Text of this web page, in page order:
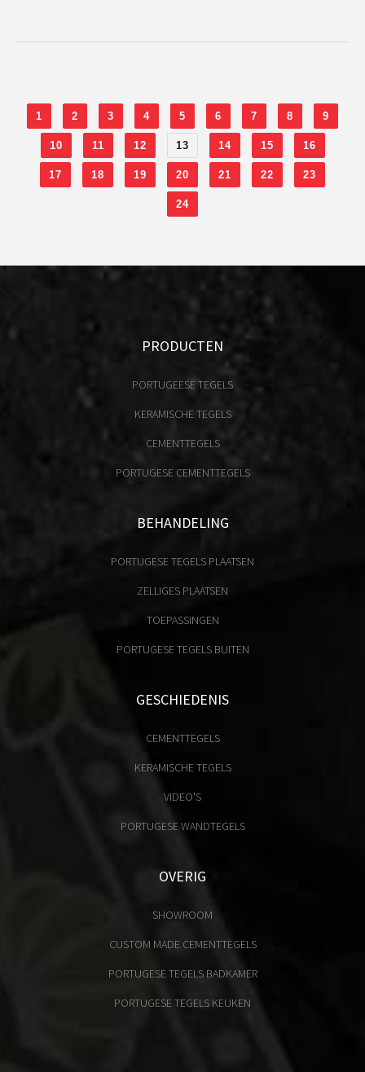
1 2 3 4 5 6 7 8 9
10 11 12 13 14 15 16
17 18 19 20 21 22 23
24
PRODUCTEN
PORTUGEESE TEGELS
KERAMISCHE TEGELS
CEMENTTEGELS
PORTUGESE CEMENTTEGELS
BEHANDELING
PORTUGESE TEGELS PLAATSEN
ZELLIGES PLAATSEN
TOEPASSINGEN
PORTUGESE TEGELS BUITEN
GESCHIEDENIS
CEMENTTEGELS
KERAMISCHE TEGELS
VIDEO'S
PORTUGESE WANDTEGELS
OVERIG
SHOWROOM
CUSTOM MADE CEMENTTEGELS
PORTUGESE TEGELS BADKAMER
PORTUGESE TEGELS KEUKEN